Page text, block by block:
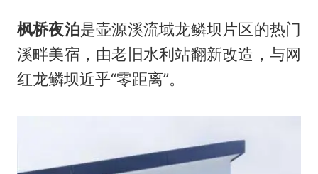
枫桥夜泊是壶源溪流域龙鳞坝片区的热门
溪畔美宿，由老旧水利站翻新改造，与网
红龙鳞坝近乎“零距离”。